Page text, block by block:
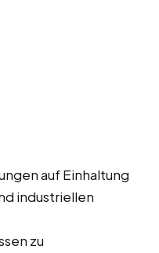
auf Einhaltung
industriellen
zu